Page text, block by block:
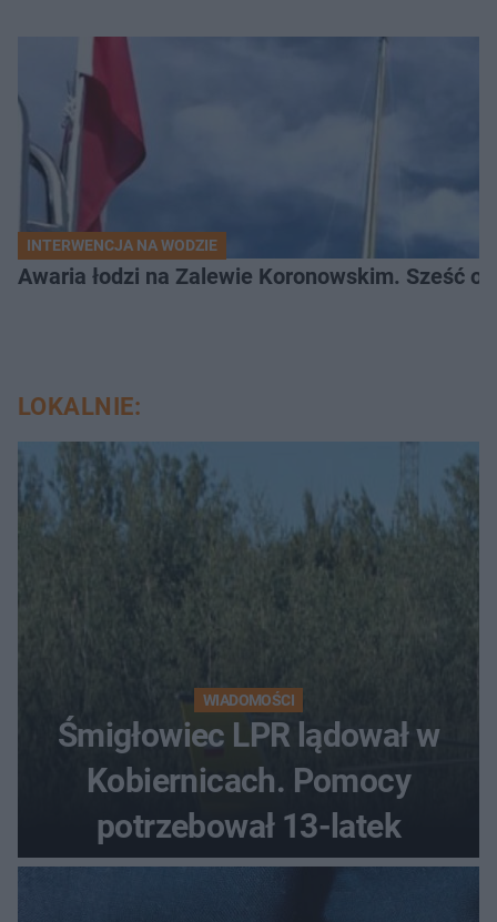
INTERWENCJA NA WODZIE
Awaria łodzi na Zalewie Koronowskim. Sześć
LOKALNIE:
WIADOMOŚCI
Śmigłowiec LPR lądował w
Kobiernicach. Pomocy
potrzebował 13-latek